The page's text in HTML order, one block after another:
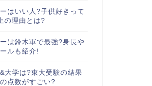
はいい人?子供好きって
の理由とは?
は鈴木軍で最強?身長や
ルも紹介!
大学は?東大受験の結果
点数がすごい?